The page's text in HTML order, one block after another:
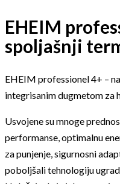
EHEIM
spoljašnji
EHEIM professionel 4+ –
integrisanim dugmetom za
Usvojene su mnoge
performanse, optimalnu
za punjenje, sigurnosni
poboljšali tehnologiju